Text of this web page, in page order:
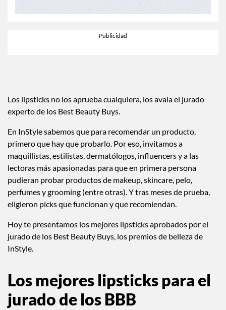
Los lipsticks no los aprueba cualquiera, los avala el jurado
experto de los Best Beauty Buys.
En InStyle sabemos que para recomendar un producto,
primero que hay que probarlo. Por eso, invitamos a
maquillistas, estilistas, dermatólogos, influencers y a las
lectoras más apasionadas para que en primera persona
pudieran probar productos de makeup, skincare, pelo,
perfumes y grooming (entre otras). Y tras meses de prueba,
eligieron picks que funcionan y que recomiendan.
Hoy te presentamos los mejores lipsticks aprobados por el
jurado de los Best Beauty Buys, los premios de belleza de
InStyle.
Los mejores lipsticks para el
jurado de los BBB